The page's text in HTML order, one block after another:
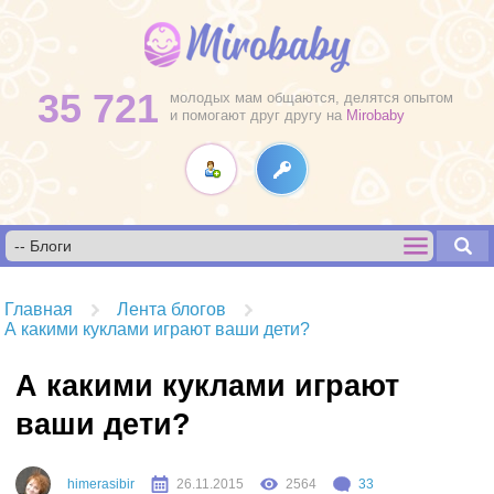
35 721
молодых мам общаются, делятся опытом
и помогают друг другу на Mirobaby
Главная
Лента блогов
А какими куклами играют ваши дети?
А какими куклами играют
ваши дети?
himerasibir 26.11.2015 2564 33